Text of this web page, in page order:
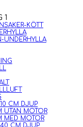
1
KÖTT
UNDERHYLLA
CM DJUP
UTAN MOTOR
MED MOTOR
CM DJUP